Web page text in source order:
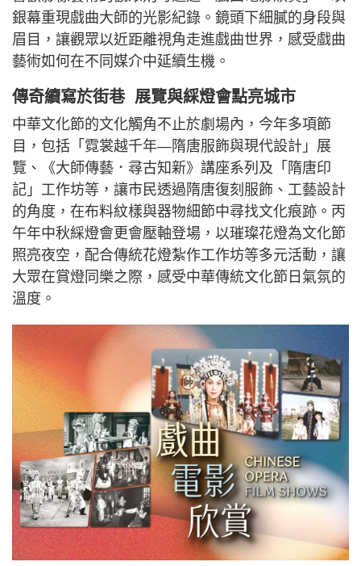
銀幕重現戲曲大師的光影紀錄。鏡頭下細膩的身段與
眉目，讓觀眾以近距離視角走進戲曲世界，感受戲曲
藝術如何在不同媒介中延續生機。
傳奇續寫於街巷 展覽與綵燈會點亮城市
中華文化節的文化觸角不止於劇場內，今年多項節
目，包括「霓裳越千年—隋唐服飾與現代設計」展
覽、《大師傳藝．尋古知新》講座系列及「隋唐印
記」工作坊等，讓市民透過隋唐復刻服飾、工藝設計
的角度，在布料紋樣與器物細節中尋找文化痕跡。丙
午年中秋綵燈會更會壓軸登場，以璀璨花燈為文化節
照亮夜空，配合傳統花燈紮作工作坊等多元活動，讓
大眾在賞燈同樂之際，感受中華傳統文化節日氣氛的
溫度。